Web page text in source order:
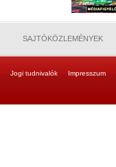
SAJTÓKÖZLEMÉNYEK
Jogi tudnivalók Impresszum